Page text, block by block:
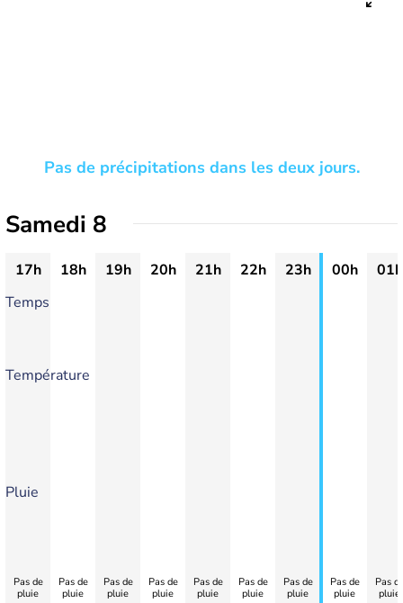
Pas de précipitations dans les deux jours.
Samedi 8
17h 18h 19h 20h 21h 22h 23h 00h
01h
Temps
Température
Pluie
Pas de
pluie
Pas de
pluie
Pas de
pluie
Pas de
pluie
Pas de
pluie
Pas de
pluie
Pas de
pluie
Pas de
pluie
Pas
pluie